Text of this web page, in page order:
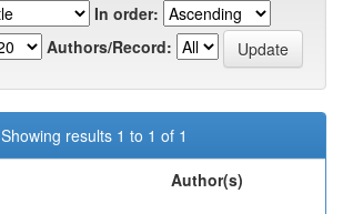
In order:
Authors/Record:
Showing results 1 to 1 of 1
Author(s)